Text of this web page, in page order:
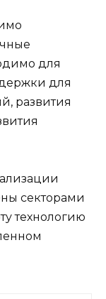
для
для
развития
секторами
технологию